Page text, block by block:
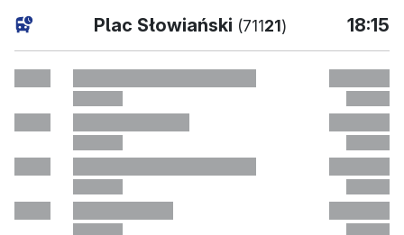
Plac Słowiański (71121) 18:15